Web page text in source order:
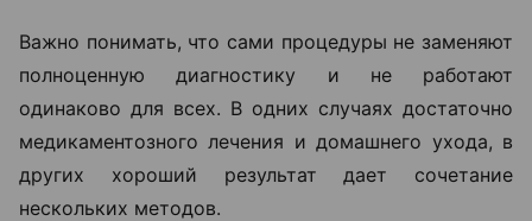
Важно понимать, что сами процедуры не заменяют
полноценную диагностику и не работают
одинаково для всех. В одних случаях достаточно
медикаментозного лечения и домашнего ухода, в
других хороший результат дает сочетание
нескольких методов.